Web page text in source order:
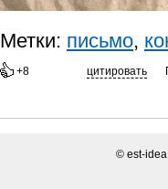
Метки: письмо,
+8 цитировать
© est-